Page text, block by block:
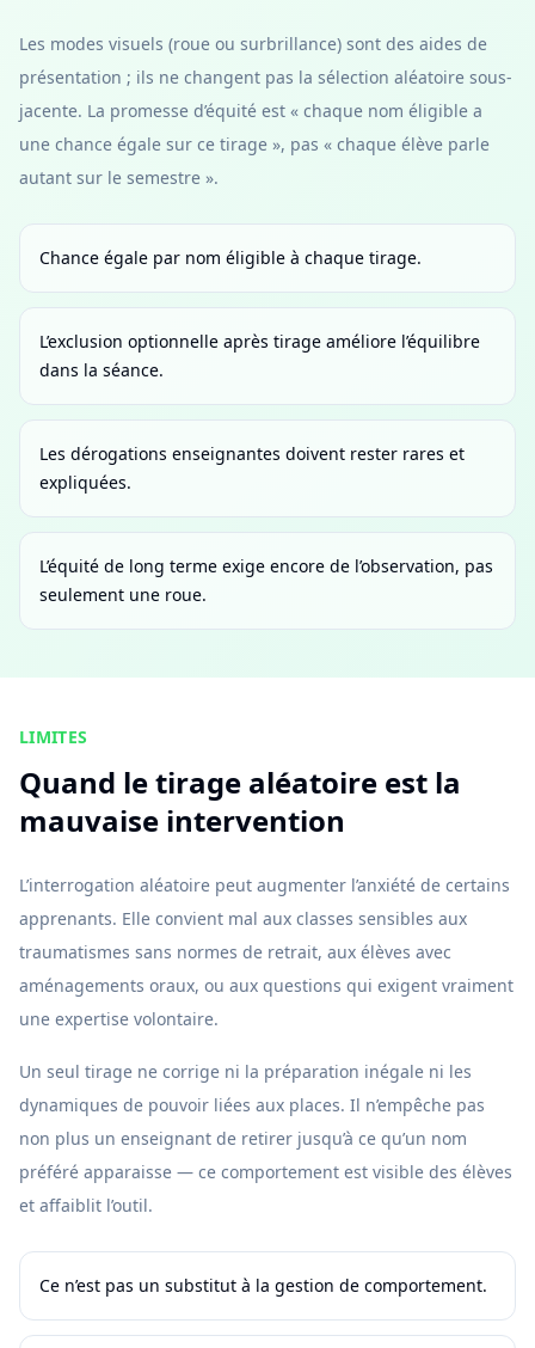
Les modes visuels (roue ou surbrillance) sont des aides de
présentation ; ils ne changent pas la sélection aléatoire sous-
jacente. La promesse d’équité est « chaque nom éligible a
une chance égale sur ce tirage », pas « chaque élève parle
autant sur le semestre ».
Chance égale par nom éligible à chaque tirage.
L’exclusion optionnelle après tirage améliore l’équilibre
dans la séance.
Les dérogations enseignantes doivent rester rares et
expliquées.
L’équité de long terme exige encore de l’observation, pas
seulement une roue.
LIMITES
Quand le tirage aléatoire est la
mauvaise intervention
L’interrogation aléatoire peut augmenter l’anxiété de certains
apprenants. Elle convient mal aux classes sensibles aux
traumatismes sans normes de retrait, aux élèves avec
aménagements oraux, ou aux questions qui exigent vraiment
une expertise volontaire.
Un seul tirage ne corrige ni la préparation inégale ni les
dynamiques de pouvoir liées aux places. Il n’empêche pas
non plus un enseignant de retirer jusqu’à ce qu’un nom
préféré apparaisse — ce comportement est visible des élèves
et affaiblit l’outil.
Ce n’est pas un substitut à la gestion de comportement.